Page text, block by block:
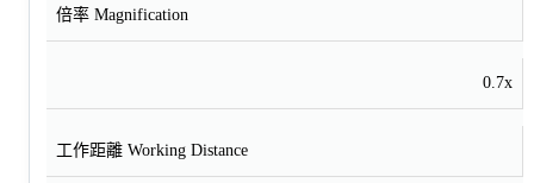
倍率 Magnification
0.7x
工作距離 Working Distance